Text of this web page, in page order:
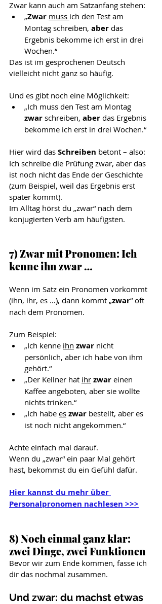
Zwar kann auch am Satzanfang stehen:
„Zwar muss ich den Test am
Montag schreiben, aber das
Ergebnis bekomme ich erst in drei
Wochen.“
Das ist im gesprochenen Deutsch
vielleicht nicht ganz so häufig.
Und es gibt noch eine Möglichkeit:
„Ich muss den Test am Montag
zwar schreiben, aber das Ergebnis
bekomme ich erst in drei Wochen.“
Hier wird das Schreiben betont – also:
Ich schreibe die Prüfung zwar, aber das
ist noch nicht das Ende der Geschichte
(zum Beispiel, weil das Ergebnis erst
später kommt).
Im Alltag hörst du „zwar“ nach dem
konjugierten Verb am häufigsten.
7) Zwar mit Pronomen: Ich
kenne ihn zwar …
Wenn im Satz ein Pronomen vorkommt
(ihn, ihr, es …), dann kommt „zwar“ oft
nach dem Pronomen.
Zum Beispiel:
„Ich kenne ihn zwar nicht
persönlich, aber ich habe von ihm
gehört.“
„Der Kellner hat ihr zwar einen
Kaffee angeboten, aber sie wollte
nichts trinken.“
„Ich habe es zwar bestellt, aber es
ist noch nicht angekommen.“
Achte einfach mal darauf.
Wenn du „zwar“ ein paar Mal gehört
hast, bekommst du ein Gefühl dafür.
Hier kannst du mehr über
Personalpronomen nachlesen >>>
8) Noch einmal ganz klar:
zwei Dinge, zwei Funktionen
Bevor wir zum Ende kommen, fasse ich
dir das nochmal zusammen.
Und zwar: du machst etwas